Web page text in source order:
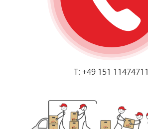
T: +49 151 11474711